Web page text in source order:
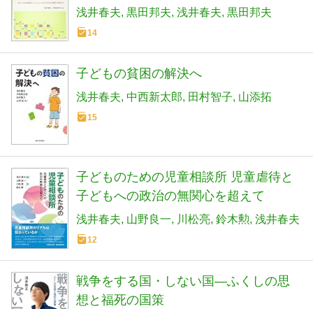
ン」とこれからの社会的養護を展望す
る
浅井春夫 黒田邦夫 浅井春夫 黒田邦夫
14
子どもの貧困の解決へ
浅井春夫 中西新太郎 田村智子 山添拓
15
子どものための児童相談所 児童虐待と
子どもへの政治の無関心を超えて
浅井春夫 山野良一 川松亮 鈴木勲 浅井春夫
12
戦争をする国・しない国―ふくしの思
想と福死の国策